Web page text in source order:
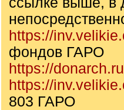
https://
фондов ГАРО
https://
https://
803 ГАРО